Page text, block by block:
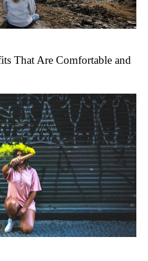
That Are Comfortable and